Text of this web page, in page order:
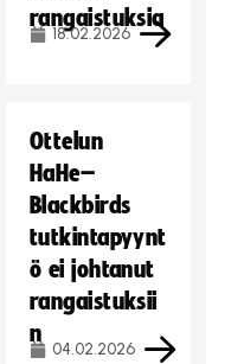
rangaistuksia
18.02.2026
Ottelun
HaHe–
Blackbirds
tutkintapyynt
ö ei johtanut
rangaistuksii
n
04.02.2026